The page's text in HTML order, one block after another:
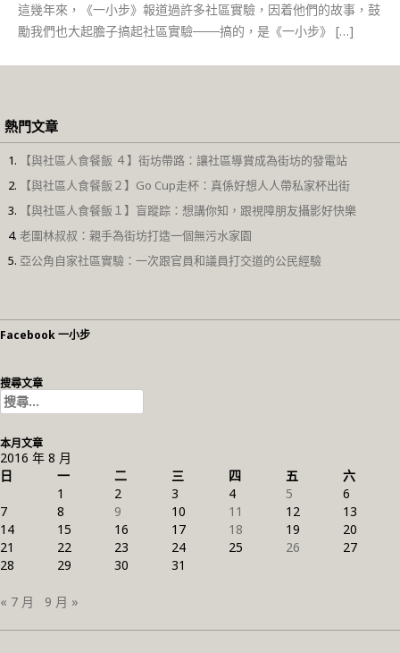
這幾年來，《一小步》報道過許多社區實驗，因着他們的故事，鼓
勵我們也大起膽子搞起社區實驗───搞的，是《一小步》 […]
熱門文章
【與社區人食餐飯 ４】街坊帶路：讓社區導賞成為街坊的發電站
【與社區人食餐飯２】Go Cup走杯：真係好想人人帶私家杯出街
【與社區人食餐飯１】盲蹤踪：想講你知，跟視障朋友攝影好快樂
老圍林叔叔：親手為街坊打造一個無污水家園
亞公角自家社區實驗：一次跟官員和議員打交道的公民經驗
Facebook 一小步
搜尋文章
搜
尋
關
鍵
字:
本月文章
2016 年 8 月
日
一 二 三 四 五
六
1
2 3 4 5
6
7
8 9 10 11 12
13
14
15 16 17 18 19
20
21
22 23 24 25 26
27
28
29 30 31
« 7 月 9 月 »